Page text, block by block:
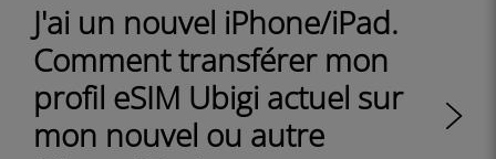
J'ai un nouvel iPhone/iPad.
Comment transférer mon
profil eSIM Ubigi actuel sur
mon nouvel ou autre